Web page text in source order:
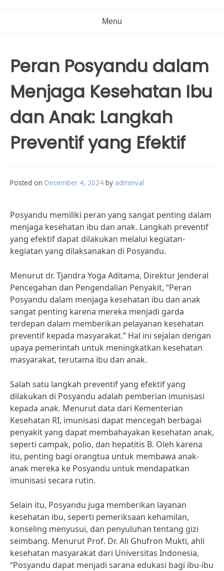
Menu
Peran Posyandu dalam
Menjaga Kesehatan Ibu
dan Anak: Langkah
Preventif yang Efektif
Posted on December 4, 2024 by adminval
Posyandu memiliki peran yang sangat penting dalam
menjaga kesehatan ibu dan anak. Langkah preventif
yang efektif dapat dilakukan melalui kegiatan-
kegiatan yang dilaksanakan di Posyandu.
Menurut dr. Tjandra Yoga Aditama, Direktur Jenderal
Pencegahan dan Pengendalian Penyakit, “Peran
Posyandu dalam menjaga kesehatan ibu dan anak
sangat penting karena mereka menjadi garda
terdepan dalam memberikan pelayanan kesehatan
preventif kepada masyarakat.” Hal ini sejalan dengan
upaya pemerintah untuk meningkatkan kesehatan
masyarakat, terutama ibu dan anak.
Salah satu langkah preventif yang efektif yang
dilakukan di Posyandu adalah pemberian imunisasi
kepada anak. Menurut data dari Kementerian
Kesehatan RI, imunisasi dapat mencegah berbagai
penyakit yang dapat membahayakan kesehatan anak,
seperti campak, polio, dan hepatitis B. Oleh karena
itu, penting bagi orangtua untuk membawa anak-
anak mereka ke Posyandu untuk mendapatkan
imunisasi secara rutin.
Selain itu, Posyandu juga memberikan layanan
kesehatan ibu, seperti pemeriksaan kehamilan,
konseling menyusui, dan penyuluhan tentang gizi
seimbang. Menurut Prof. Dr. Ali Ghufron Mukti, ahli
kesehatan masyarakat dari Universitas Indonesia,
“Posyandu dapat menjadi sarana edukasi bagi ibu-ibu